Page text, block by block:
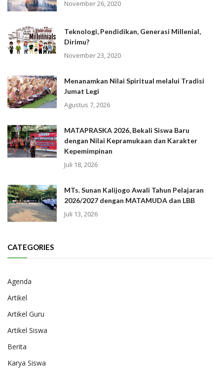
November 26, 2020
Teknologi, Pendidikan, Generasi Millenial,
Dirimu?
November 23, 2020
Menanamkan Nilai Spiritual melalui Tradisi
Jumat Legi
Agustus 7, 2026
MATAPRASKA 2026, Bekali Siswa Baru
dengan Nilai Kepramukaan dan Karakter
Kepemimpinan
Juli 18, 2026
MTs. Sunan Kalijogo Awali Tahun Pelajaran
2026/2027 dengan MATAMUDA dan LBB
Juli 13, 2026
CATEGORIES
Agenda
Artikel
Artikel Guru
Artikel Siswa
Berita
Karya Siswa